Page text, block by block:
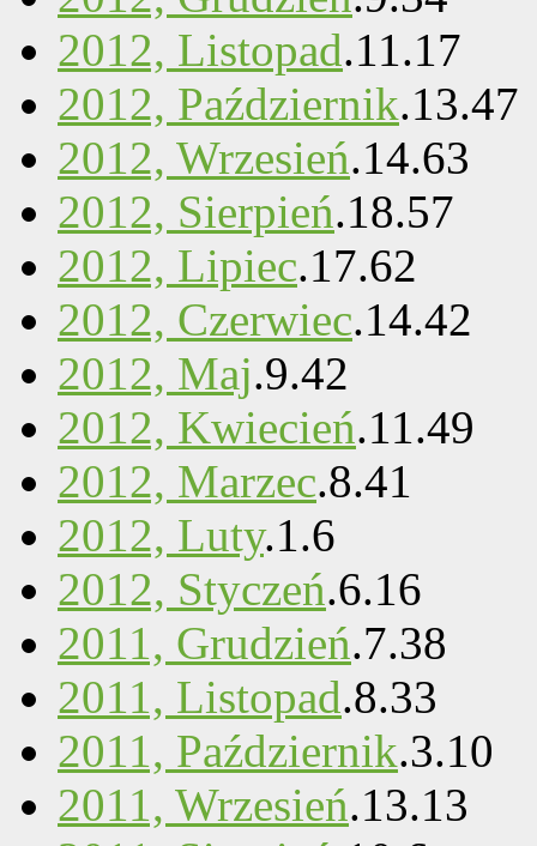
2012, Listopad.11.17
2012, Październik.13.47
2012, Wrzesień.14.63
2012, Sierpień.18.57
2012, Lipiec.17.62
2012, Czerwiec.14.42
2012, Maj.9.42
2012, Kwiecień.11.49
2012, Marzec.8.41
2012, Luty.1.6
2012, Styczeń.6.16
2011, Grudzień.7.38
2011, Listopad.8.33
2011, Październik.3.10
2011, Wrzesień.13.13